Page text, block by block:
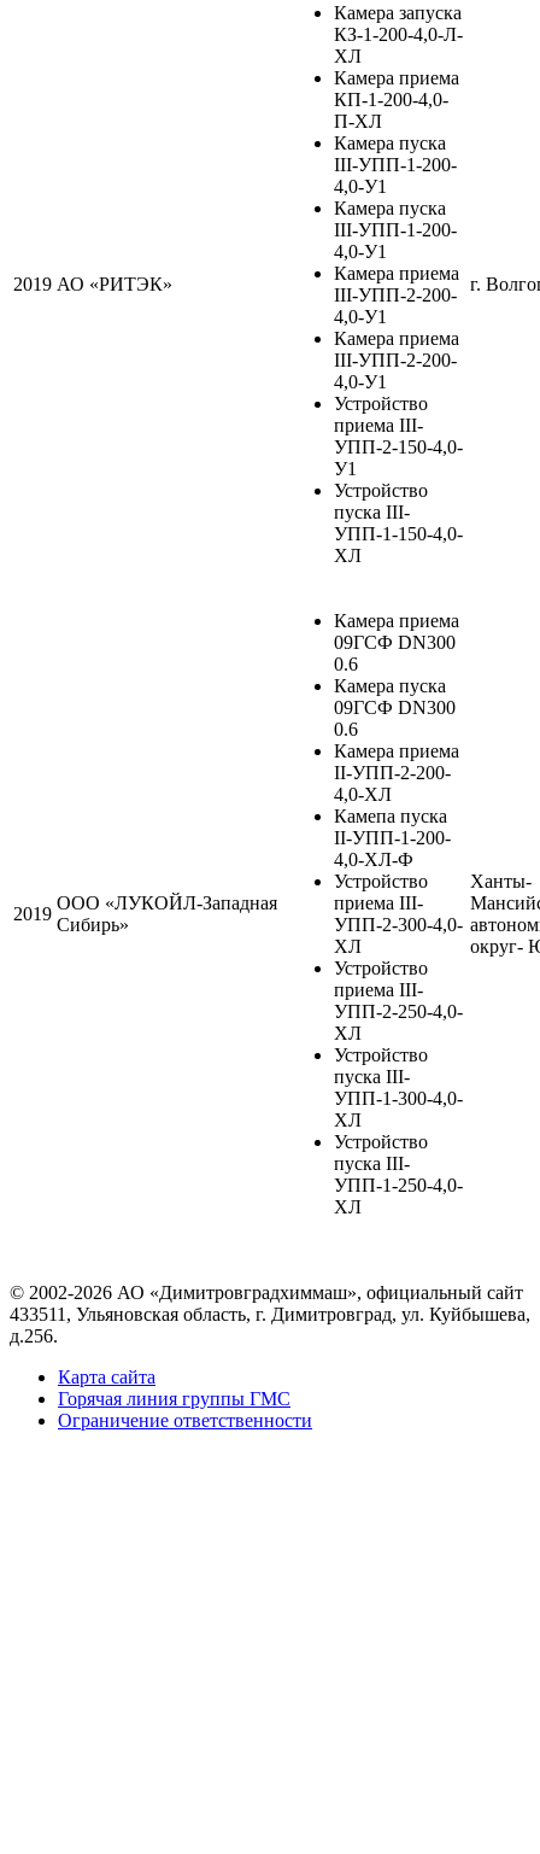
2019 АО «РИТЭК»
Камера запуска
КЗ-1-200-4,0-Л-
ХЛ
Камера приема
КП-1-200-4,0-
П-ХЛ
Камера пуска
III-УПП-1-200-
4,0-У1
Камера пуска
III-УПП-1-200-
4,0-У1
Камера приема
III-УПП-2-200-
4,0-У1
Камера приема
III-УПП-2-200-
4,0-У1
Устройство
приема III-
УПП-2-150-4,0-
У1
Устройство
пуска III-
УПП-1-150-4,0-
ХЛ
г.
2019
ООО «ЛУКОЙЛ-Западная
Сибирь»
Камера приема
09ГСФ DN300
0.6
Камера пуска
09ГСФ DN300
0.6
Камера приема
II-УПП-2-200-
4,0-ХЛ
Камепа пуска
II-УПП-1-200-
4,0-ХЛ-Ф
Устройство
приема III-
УПП-2-300-4,0-
ХЛ
Устройство
приема III-
УПП-2-250-4,0-
ХЛ
Устройство
пуска III-
УПП-1-300-4,0-
ХЛ
Устройство
пуска III-
УПП-1-250-4,0-
ХЛ
Ханты-
округ-
© 2002-2026 АО «Димитровградхиммаш», официальный сайт
433511, Ульяновская область, г. Димитровград, ул. Куйбышева,
д.256.
Карта сайта
Горячая линия группы ГМС
Ограничение ответственности